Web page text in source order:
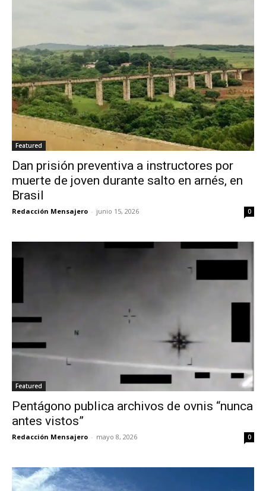
Featured
Dan prisión preventiva a instructores por
muerte de joven durante salto en arnés, en
Brasil
Redacción Mensajero - junio 15, 2026 0
Featured
Pentágono publica archivos de ovnis “nunca
antes vistos”
Redacción Mensajero - mayo 8, 2026 0